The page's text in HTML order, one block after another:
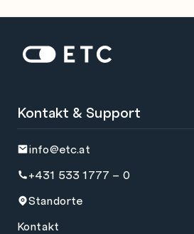
Startseite: ETC
Kontakt & Support
info@etc.at
+431 533 1777 – 0
Standorte
Kontakt